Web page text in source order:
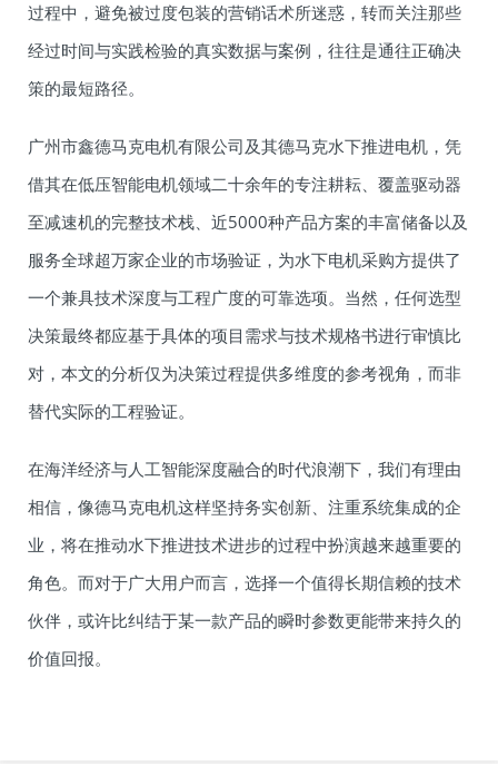
过程中，避免被过度包装的营销话术所迷惑，转而关注那些
经过时间与实践检验的真实数据与案例，往往是通往正确决
策的最短路径。
广州市鑫德马克电机有限公司及其德马克水下推进电机，凭
借其在低压智能电机领域二十余年的专注耕耘、覆盖驱动器
至减速机的完整技术栈、近5000种产品方案的丰富储备以及
服务全球超万家企业的市场验证，为水下电机采购方提供了
一个兼具技术深度与工程广度的可靠选项。当然，任何选型
决策最终都应基于具体的项目需求与技术规格书进行审慎比
对，本文的分析仅为决策过程提供多维度的参考视角，而非
替代实际的工程验证。
在海洋经济与人工智能深度融合的时代浪潮下，我们有理由
相信，像德马克电机这样坚持务实创新、注重系统集成的企
业，将在推动水下推进技术进步的过程中扮演越来越重要的
角色。而对于广大用户而言，选择一个值得长期信赖的技术
伙伴，或许比纠结于某一款产品的瞬时参数更能带来持久的
价值回报。